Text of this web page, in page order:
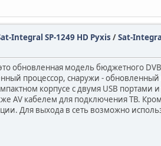
Integral SP-1249 HD Pyxis /Sat-
обновленная модель бюджетного
процессор, снаружи -
корпусе с двумя USB
AV кабелем для подключения ТВ.
Для выхода в сеть возможно